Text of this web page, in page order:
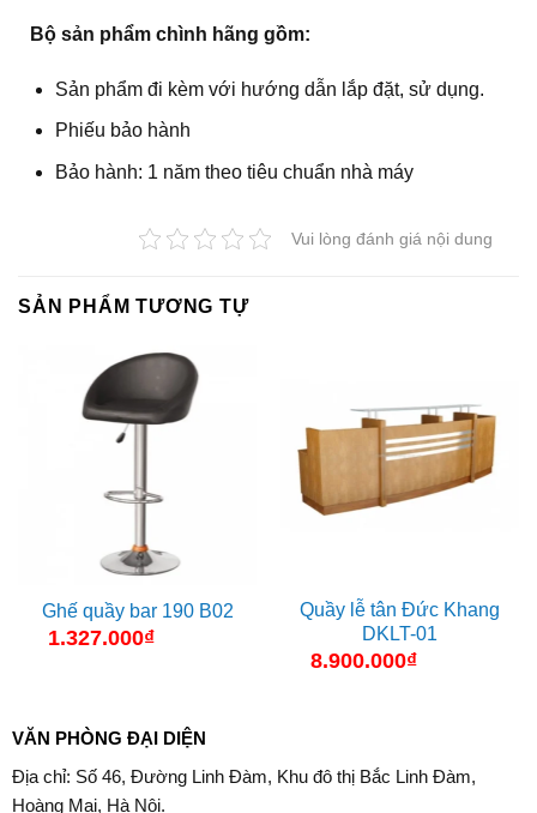
Bộ sản phẩm chình hãng gồm:
Sản phẩm đi kèm với hướng dẫn lắp đặt, sử dụng.
Phiếu bảo hành
Bảo hành: 1 năm theo tiêu chuẩn nhà máy
Vui lòng đánh giá nội dung
SẢN PHẨM TƯƠNG TỰ
Ghế quầy bar 190 B02
1.327.000₫
Quầy lễ tân Đức Khang
DKLT-01
8.900.000₫
VĂN PHÒNG ĐẠI DIỆN
Địa chỉ: Số 46, Đường Linh Đàm, Khu đô thị Bắc Linh Đàm,
Hoàng Mai, Hà Nội.